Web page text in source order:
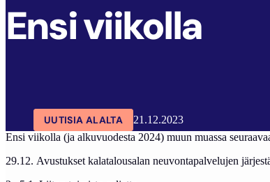
Ensi viikolla
UUTISIA ALALTA
21.12.2023
Ensi viikolla (ja alkuvuodesta 2024) muun muassa
29.12. Avustukset kalatalousalan neuvontapalvelujen